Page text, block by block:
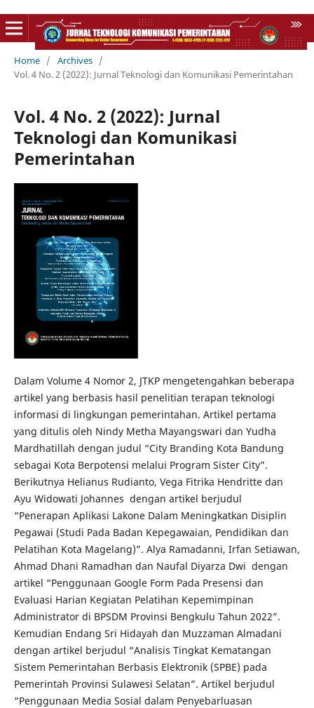
Home / Archives /
Vol. 4 No. 2 (2022): Jurnal Teknologi dan Komunikasi Pemerintahan
Vol. 4 No. 2 (2022): Jurnal
Teknologi dan Komunikasi
Pemerintahan
Dalam Volume 4 Nomor 2, JTKP mengetengahkan beberapa
artikel yang berbasis hasil penelitian terapan teknologi
informasi di lingkungan pemerintahan. Artikel pertama
yang ditulis oleh Nindy Metha Mayangswari dan Yudha
Mardhatillah dengan judul “City Branding Kota Bandung
sebagai Kota Berpotensi melalui Program Sister City”.
Berikutnya Helianus Rudianto, Vega Fitrika Hendritte dan
Ayu Widowati Johannes dengan artikel berjudul
“Penerapan Aplikasi Lakone Dalam Meningkatkan Disiplin
Pegawai (Studi Pada Badan Kepegawaian, Pendidikan dan
Pelatihan Kota Magelang)”. Alya Ramadanni, Irfan Setiawan,
Ahmad Dhani Ramadhan dan Naufal Diyarza Dwi dengan
artikel “Penggunaan Google Form Pada Presensi dan
Evaluasi Harian Kegiatan Pelatihan Kepemimpinan
Administrator di BPSDM Provinsi Bengkulu Tahun 2022”.
Kemudian Endang Sri Hidayah dan Muzzaman Almadani
dengan artikel berjudul “Analisis Tingkat Kematangan
Sistem Pemerintahan Berbasis Elektronik (SPBE) pada
Pemerintah Provinsi Sulawesi Selatan”. Artikel berjudul
“Penggunaan Media Sosial dalam Penyebarluasan